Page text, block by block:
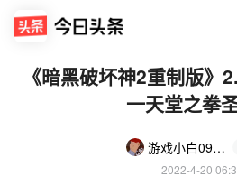
《暗黑破坏神2重制版》
一天堂之拳
游戏小白091978
2022-4-20